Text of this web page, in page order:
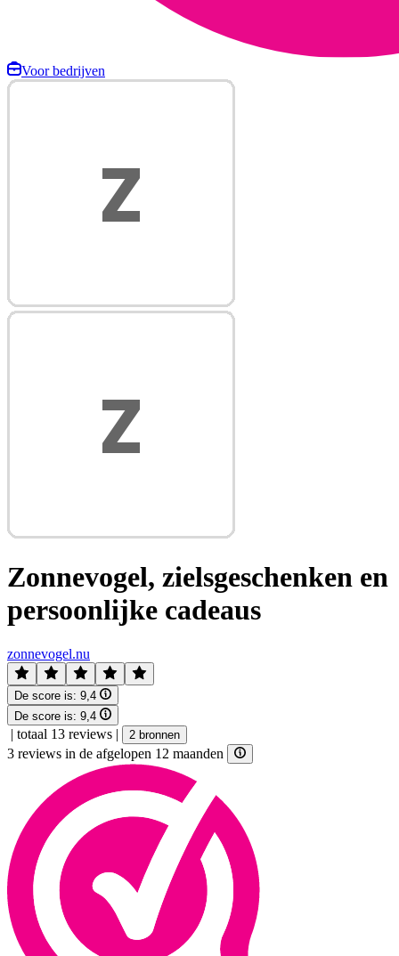
Voor bedrijven
Zonnevogel, zielsgeschenken en
persoonlijke cadeaus
zonnevogel.nu
De score is: 9,4
De score is: 9,4
| totaal 13 reviews | 2 bronnen
3 reviews in de afgelopen 12 maanden